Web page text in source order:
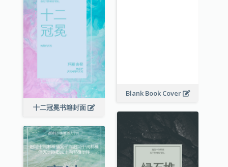
Blank Book Cover
十二冠冕书籍封面